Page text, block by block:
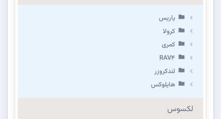
یاریس
کرولا
کمری
RAV4
لندکروزر
هایلوکس
لکسوس